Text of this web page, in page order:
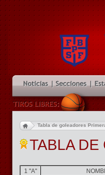
Tabla de goleadores
TABLA DE
1 "A"